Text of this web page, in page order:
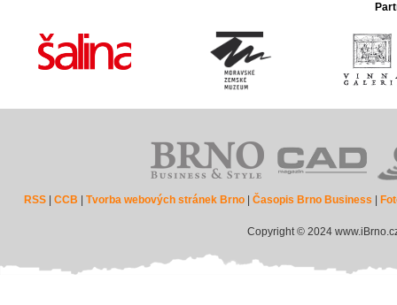
RSS |CCB |Tvorba webových stránek Brno |Časopis Brno Business
Copyright © 2024